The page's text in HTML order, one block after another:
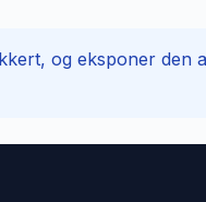
og eksponer den